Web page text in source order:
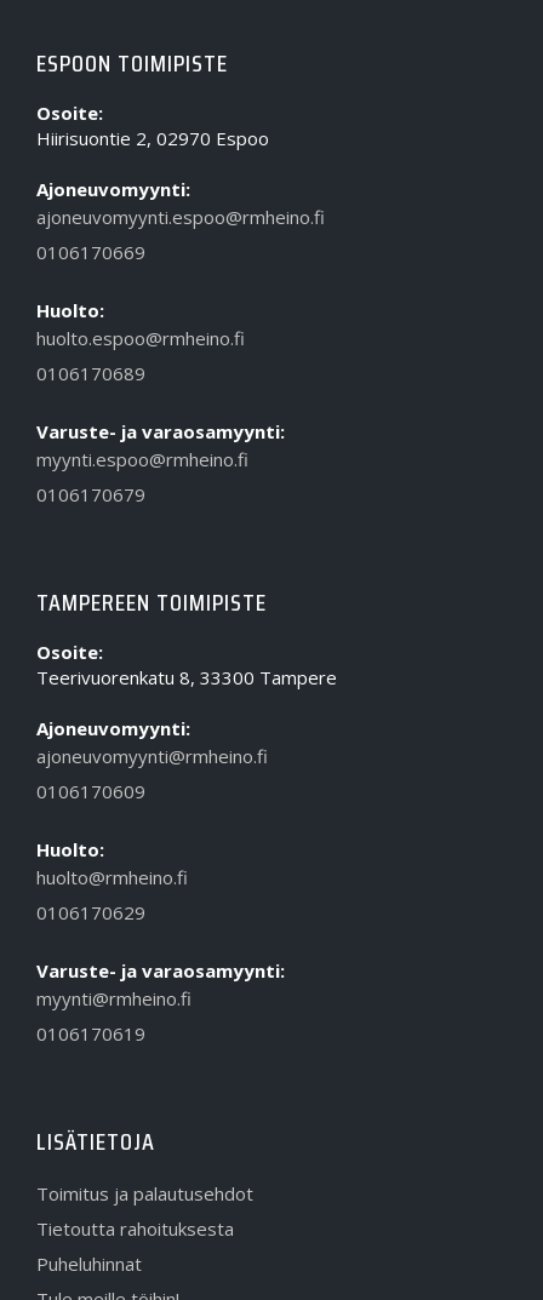
ESPOON TOIMIPISTE
Osoite:
Hiirisuontie 2, 02970 Espoo
Ajoneuvomyynti:
ajoneuvomyynti.espoo@rmheino.fi
0106170669
Huolto:
huolto.espoo@rmheino.fi
0106170689
Varuste- ja varaosamyynti:
myynti.espoo@rmheino.fi
0106170679
TAMPEREEN TOIMIPISTE
Osoite:
Teerivuorenkatu 8, 33300 Tampere
Ajoneuvomyynti:
ajoneuvomyynti@rmheino.fi
0106170609
Huolto:
huolto@rmheino.fi
0106170629
Varuste- ja varaosamyynti:
myynti@rmheino.fi
0106170619
LISÄTIETOJA
Toimitus ja palautusehdot
Tietoutta rahoituksesta
Puheluhinnat